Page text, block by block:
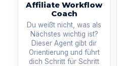
Affiliate Workflow
Coach
Du weißt nicht, was als
Nächstes wichtig ist?
Dieser Agent gibt dir
Orientierung und führt
dich Schritt für Schritt